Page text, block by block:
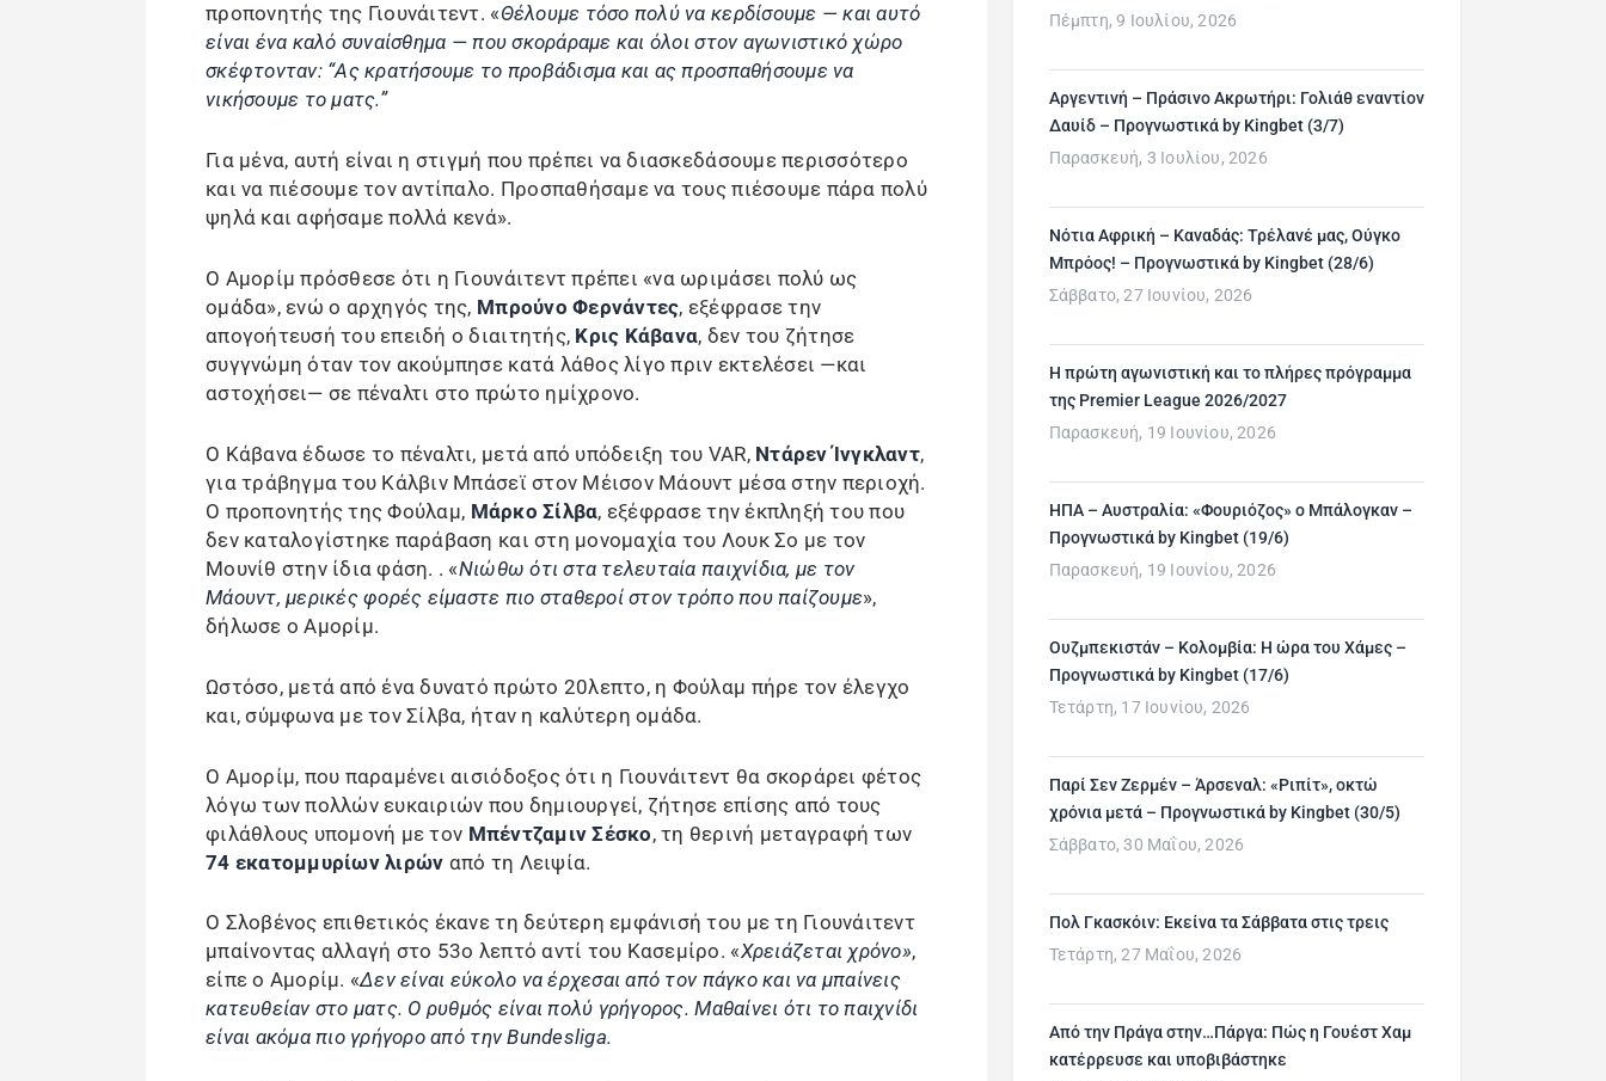
προπονητής της Γιουνάιτεντ. «Θέλουμε τόσο πολύ να κερδίσουμε — και αυτό
είναι ένα καλό συναίσθημα — που σκοράραμε και όλοι στον αγωνιστικό χώρο
σκέφτονταν: “Ας κρατήσουμε το προβάδισμα και ας προσπαθήσουμε να
νικήσουμε το ματς.”
Για μένα, αυτή είναι η στιγμή που πρέπει να διασκεδάσουμε περισσότερο
και να πιέσουμε τον αντίπαλο. Προσπαθήσαμε να τους πιέσουμε πάρα πολύ
ψηλά και αφήσαμε πολλά κενά».
Ο Αμορίμ πρόσθεσε ότι η Γιουνάιτεντ πρέπει «να ωριμάσει πολύ ως
ομάδα», ενώ ο αρχηγός της, Μπρούνο Φερνάντες, εξέφρασε την
απογοήτευσή του επειδή ο διαιτητής, Κρις Κάβανα, δεν του ζήτησε
συγγνώμη όταν τον ακούμπησε κατά λάθος λίγο πριν εκτελέσει —και
αστοχήσει— σε πέναλτι στο πρώτο ημίχρονο.
Ο Κάβανα έδωσε το πέναλτι, μετά από υπόδειξη του VAR, Ντάρεν Ίνγκλαντ,
για τράβηγμα του Κάλβιν Μπάσεϊ στον Μέισον Μάουντ μέσα στην περιοχή.
Ο προπονητής της Φούλαμ, Μάρκο Σίλβα, εξέφρασε την έκπληξή του που
δεν καταλογίστηκε παράβαση και στη μονομαχία του Λουκ Σο με τον
Μουνίθ στην ίδια φάση. . «Νιώθω ότι στα τελευταία παιχνίδια, με τον
Μάουντ, μερικές φορές είμαστε πιο σταθεροί στον τρόπο που παίζουμε»,
δήλωσε ο Αμορίμ.
Ωστόσο, μετά από ένα δυνατό πρώτο 20λεπτο, η Φούλαμ πήρε τον έλεγχο
και, σύμφωνα με τον Σίλβα, ήταν η καλύτερη ομάδα.
Ο Αμορίμ, που παραμένει αισιόδοξος ότι η Γιουνάιτεντ θα σκοράρει φέτος
λόγω των πολλών ευκαιριών που δημιουργεί, ζήτησε επίσης από τους
φιλάθλους υπομονή με τον Μπέντζαμιν Σέσκο, τη θερινή μεταγραφή των
74 εκατομμυρίων λιρών από τη Λειψία.
Ο Σλοβένος επιθετικός έκανε τη δεύτερη εμφάνισή του με τη Γιουνάιτεντ
μπαίνοντας αλλαγή στο 53ο λεπτό αντί του Κασεμίρο. «Χρειάζεται χρόνο»,
είπε ο Αμορίμ. «Δεν είναι εύκολο να έρχεσαι από τον πάγκο και να μπαίνεις
κατευθείαν στο ματς. Ο ρυθμός είναι πολύ γρήγορος. Μαθαίνει ότι το παιχνίδι
είναι ακόμα πιο γρήγορο από την Bundesliga.
Πέμπτη, 9 Ιουλίου, 2026
Αργεντινή – Πράσινο Ακρωτήρι: Γολιάθ εναντίον
Δαυίδ – Προγνωστικά by Kingbet (3/7)
Παρασκευή, 3 Ιουλίου, 2026
Νότια Αφρική – Καναδάς: Τρέλανέ μας, Ούγκο
Μπρόος! – Προγνωστικά by Kingbet (28/6)
Σάββατο, 27 Ιουνίου, 2026
H πρώτη αγωνιστική και το πλήρες πρόγραμμα
της Premier League 2026/2027
Παρασκευή, 19 Ιουνίου, 2026
ΗΠΑ – Αυστραλία: «Φουριόζος» ο Μπάλογκαν –
Προγνωστικά by Kingbet (19/6)
Παρασκευή, 19 Ιουνίου, 2026
Ουζμπεκιστάν – Κολομβία: Η ώρα του Χάμες –
Προγνωστικά by Kingbet (17/6)
Τετάρτη, 17 Ιουνίου, 2026
Παρί Σεν Ζερμέν – Άρσεναλ: «Ριπίτ», οκτώ
χρόνια μετά – Προγνωστικά by Kingbet (30/5)
Σάββατο, 30 Μαΐου, 2026
Πολ Γκασκόιν: Εκείνα τα Σάββατα στις τρεις
Τετάρτη, 27 Μαΐου, 2026
Από την Πράγα στην…Πάργα: Πώς η Γουέστ Χαμ
κατέρρευσε και υποβιβάστηκε